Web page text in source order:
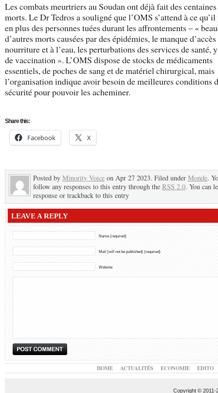
Les combats meurtriers au Soudan ont déjà fait des
morts. Le Dr Tedros a souligné que l’OMS s’attend à ce
en plus des personnes tuées durant les affrontements – «
d’autres morts causées par des épidémies, le manque
nourriture et à l’eau, les perturbations des services de santé,
de vaccination ». L’OMS dispose de stocks de médicaments
essentiels, de poches de sang et de matériel chirurgical, mais
l’organisation indique avoir besoin de meilleures conditions
sécurité pour pouvoir les acheminer.
Share this:
Facebook X
Posted by Minority Voice on Apr 27 2023. Filed under Monde.
follow any responses to this entry through the RSS 2.0. You can
response or trackback to this entry
LEAVE A REPLY
Name (required)
Mail (will not be published) (required)
Website
HOME ACTUALITÉS ECONOMIE EDITO
Copyright © 2011-